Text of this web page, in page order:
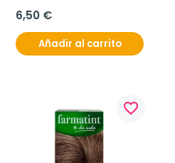
6,50 €
Añadir al carrito
favorite_border